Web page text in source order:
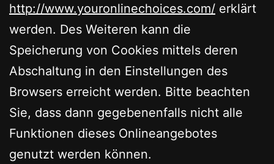
http://www.youronlinechoices.com/ erklärt
werden. Des Weiteren kann die
Speicherung von Cookies mittels deren
Abschaltung in den Einstellungen des
Browsers erreicht werden. Bitte beachten
Sie, dass dann gegebenenfalls nicht alle
Funktionen dieses Onlineangebotes
genutzt werden können.